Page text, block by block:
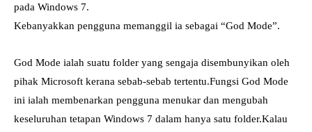
pada Windows 7.
Kebanyakkan pengguna memanggil ia sebagai “God Mode”.
God Mode ialah suatu folder yang sengaja disembunyikan oleh
pihak Microsoft kerana sebab-sebab tertentu.Fungsi God Mode
ini ialah membenarkan pengguna menukar dan mengubah
keseluruhan tetapan Windows 7 dalam hanya satu folder.Kalau